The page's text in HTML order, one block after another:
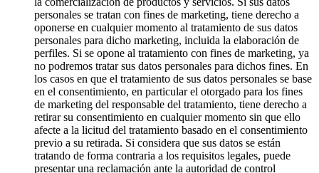
personales se tratan con fines de marketing, tiene derecho a
oponerse en cualquier momento al tratamiento de sus datos
personales para dicho marketing, incluida la elaboración de
perfiles. Si se opone al tratamiento con fines de marketing, ya
no podremos tratar sus datos personales para dichos fines. En
los casos en que el tratamiento de sus datos personales se base
en el consentimiento, en particular el otorgado para los fines
de marketing del responsable del tratamiento, tiene derecho a
retirar su consentimiento en cualquier momento sin que ello
afecte a la licitud del tratamiento basado en el consentimiento
previo a su retirada. Si considera que sus datos se están
tratando de forma contraria a los requisitos legales, puede
presentar una reclamación ante la autoridad de control